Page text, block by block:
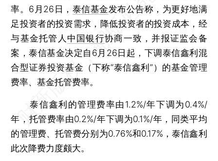
率。6月26日， 泰信基金发布公告称，为更好地满
足投资者的投资需求，降低投资者的投资成本，经
与基金托管人 中国银行协商一致，并报证监会备
案，泰信基金决定自6月26日起，下调泰信鑫利混
合型证券投资基金（下称“泰信鑫利”）的基金管理
费率、基金托管费率。
泰信鑫利的管理费率由1.2%/年下调为0.4%/
年，托管费率由0.2%/年下调为0.1%/年，同类平均
的管理费、托管费分别为0.76%和0.17%，泰信鑫利
此次降费力度颇大。